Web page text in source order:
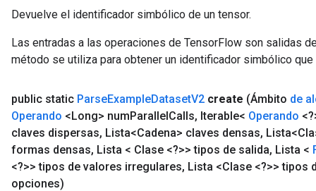
Devuelve el identificador simbólico de un tensor.
Las entradas a las operaciones de TensorFlow son salidas
método se utiliza para obtener un identificador simbólico
public static ParseExampleDatasetV2 create (Ámbito de
Operando <Long> numParallelCalls, Iterable< Operando
claves dispersas, Lista<Cadena> claves densas,
formas densas, Lista < Clase <?>> tipos de salida, Lista <
<?>> tipos de valores irregulares, Lista <Clase <?>> tipos
opciones)